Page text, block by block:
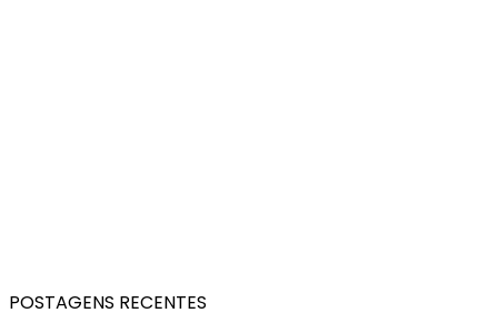
POSTAGENS RECENTES